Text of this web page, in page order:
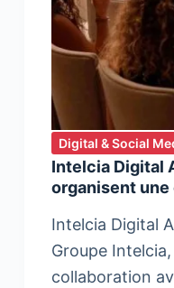
Digital & Social
Intelcia Digital
organisent
Intelcia Digital
Groupe
collaboration